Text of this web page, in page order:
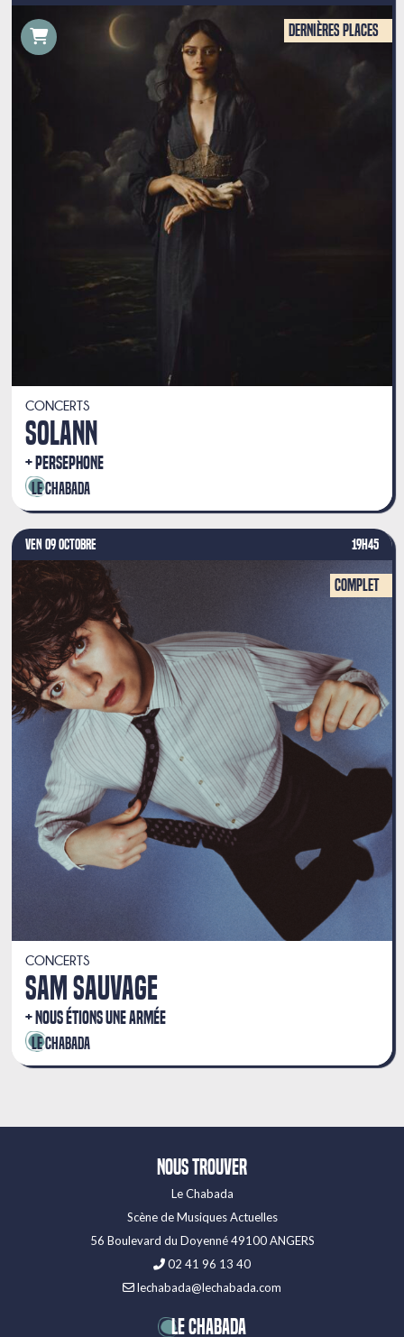
CONCERTS
SOLANN
PERSEPHONE
Le Chabada
Dernières places
VEN 09 OCTOBRE 19H45
CONCERTS
SAM SAUVAGE
NOUS ÉTIONS UNE ARMÉE
Le Chabada
Complet
Nous trouver
Le Chabada
Scène de Musiques Actuelles
56 Boulevard du Doyenné 49100 ANGERS
02 41 96 13 40
lechabada@lechabada.com
LE CHABADA